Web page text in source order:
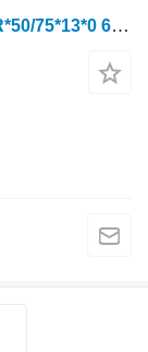
Транспортерне полотно 69*800*2DHR*50/75*13*0 619 для свеклоуборочного комбайна Holmer